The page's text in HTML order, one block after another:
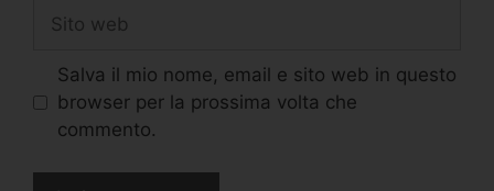
Salva il mio nome, email e sito web in questo
browser per la prossima volta che
commento.